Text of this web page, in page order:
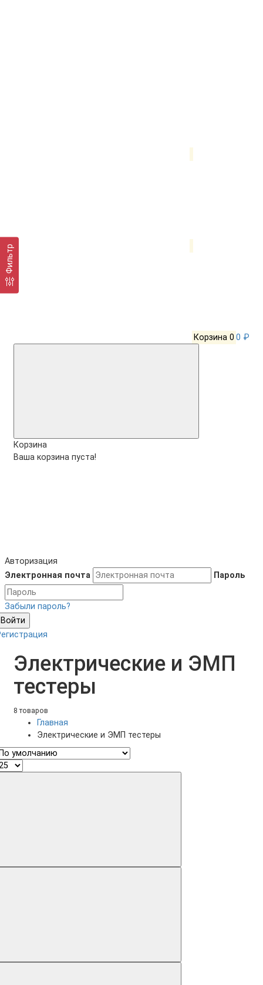
Корзина 0 0 ₽
Корзина
Ваша корзина пуста!
Авторизация
Электронная почта
Пароль
Забыли пароль?
Войти
Электрические и ЭМП
тестеры
8 товаров
Главная
Электрические и ЭМП тестеры
Фильтр